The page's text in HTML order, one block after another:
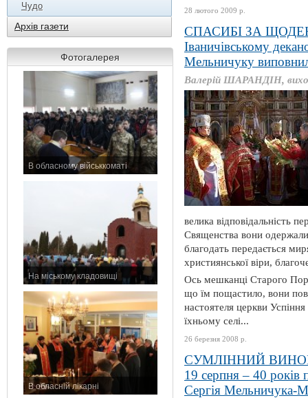
Чудо
Архів газети
Фотогалерея
В обласному військкоматі
На міському кладовищі
В обласній лікарні
28 лютого 2009 р.
СПАСИБІ ЗА
Іваничівському
Мельничуку
Валерій ШАРАНДІН,
велика відповідальність
Священства вони
благодать передається
християнської віри,
Ось мешканці Старого
що їм пощастило, вони
настоятеля церкви
їхньому селі...
26 березня 2008 р.
СУМЛІННИЙ
19 серпня – 40 років
Сергія Мельничука-